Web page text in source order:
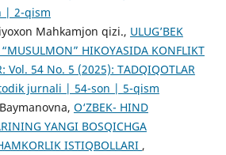
| 2-qism
Mahkamjon qizi., ULUG’BEK
HIKOYASIDA KONFLIKT
Vol. 54 No. 5 (2025): TADQIQOTLAR
jurnali | 54-son | 5-qism
O‘ZBEK- HIND
YANGI BOSQICHGA
ISTIQBOLLARI ,